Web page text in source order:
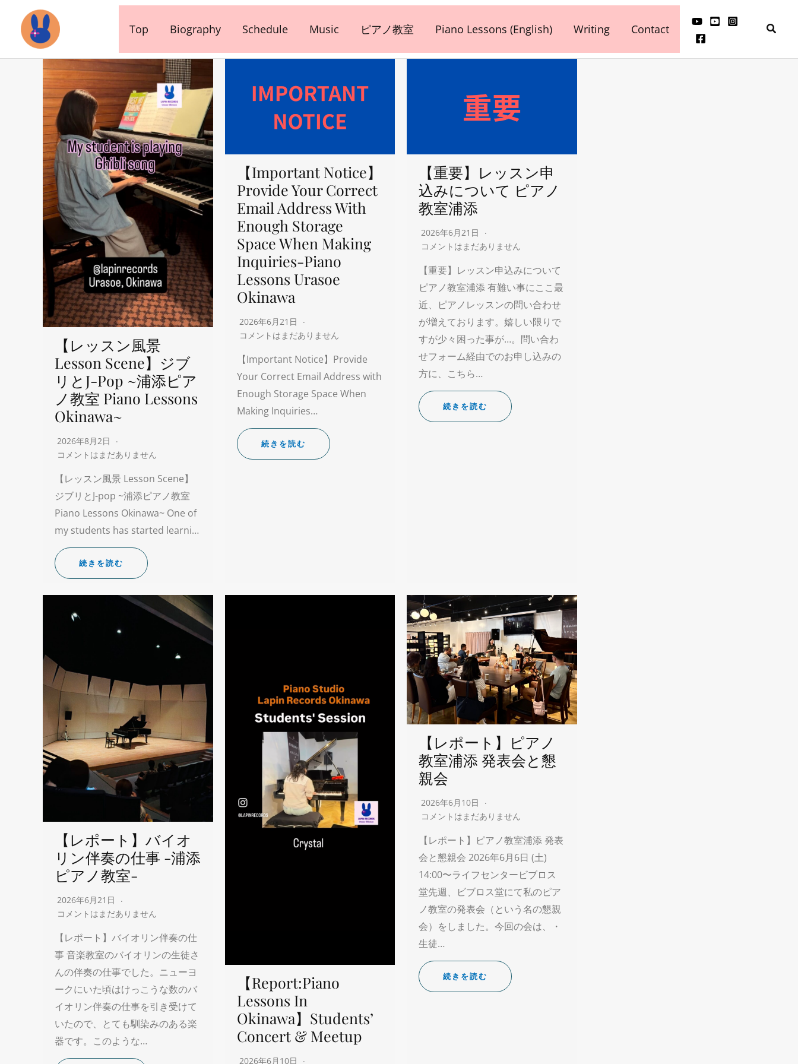
ス
Top Biography Schedule Music ピアノ教室 Piano Lessons (English) Writing Contact
検
【レッスン風景
Lesson Scene】ジブ
リとJ-Pop ~浦添ピア
ノ教室 Piano Lessons
Okinawa~
2026年8月2日
コメントはまだありません
【レッスン風景 Lesson Scene】
ジブリとJ-pop ~浦添ピアノ教室
Piano Lessons Okinawa~ One of
my students has started learni…
続きを読む
【Important Notice】
Provide Your Correct
Email Address With
Enough Storage
Space When Making
Inquiries-Piano
Lessons Urasoe
Okinawa
2026年6月21日
コメントはまだありません
【Important Notice】Provide
Your Correct Email Address with
Enough Storage Space When
Making Inquiries…
続きを読む
【重要】レッスン申
込みについて ピアノ
教室浦添
2026年6月21日
コメントはまだありません
【重要】レッスン申込みについて
ピアノ教室浦添 有難い事にここ最
近、ピアノレッスンの問い合わせ
が増えております。嬉しい限りで
すが少々困った事が…。問い合わ
せフォーム経由でのお申し込みの
方に、こちら…
続きを読む
【レポート】バイオ
リン伴奏の仕事 -浦添
ピアノ教室-
2026年6月21日
コメントはまだありません
【レポート】バイオリン伴奏の仕
事 音楽教室のバイオリンの生徒さ
んの伴奏の仕事でした。ニューヨ
ークにいた頃はけっこうな数のバ
イオリン伴奏の仕事を引き受けて
いたので、とても馴染みのある楽
器です。このような…
【Report:Piano
Lessons In
Okinawa】Students’
Concert & Meetup
2026年6月10日
【レポート】ピアノ
教室浦添 発表会と懇
親会
2026年6月10日
コメントはまだありません
【レポート】ピアノ教室浦添 発表
会と懇親会 2026年6月6日 (土)
14:00〜ライフセンタービブロス
堂先週、ビブロス堂にて私のピア
ノ教室の発表会（という名の懇親
会）をしました。今回の会は、・
生徒…
続きを読む